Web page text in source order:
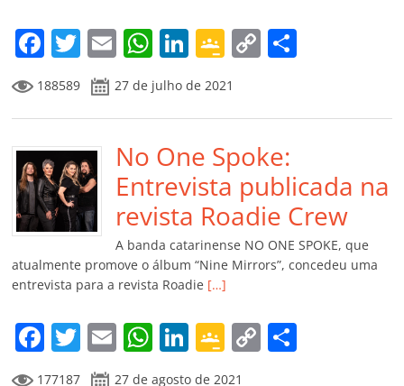
m
F
a
c
e
b
o
o
k
T
w
itt
er
E
m
ai
l
W
h
at
s
A
p
p
Li
n
k
e
dI
n
G
o
o
gl
e
Cl
a
ss
ro
o
m
C
o
y
Li
n
k
p
til
h
ar
188589 27 de julho de 2021
No One Spoke:
Entrevista publicada na
revista Roadie Crew
A banda catarinense NO ONE SPOKE, que
atualmente promove o álbum “Nine Mirrors”, concedeu uma
entrevista para a revista Roadie […]
F
a
T
w
E
m
W
h
Li
n
G
o
C
o
177187 27 de agosto de 2021